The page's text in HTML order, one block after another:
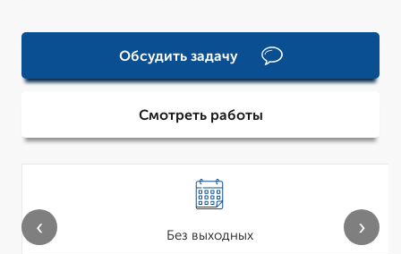
Обсудить задачу
Смотреть работы
Без выходных
‹ ›